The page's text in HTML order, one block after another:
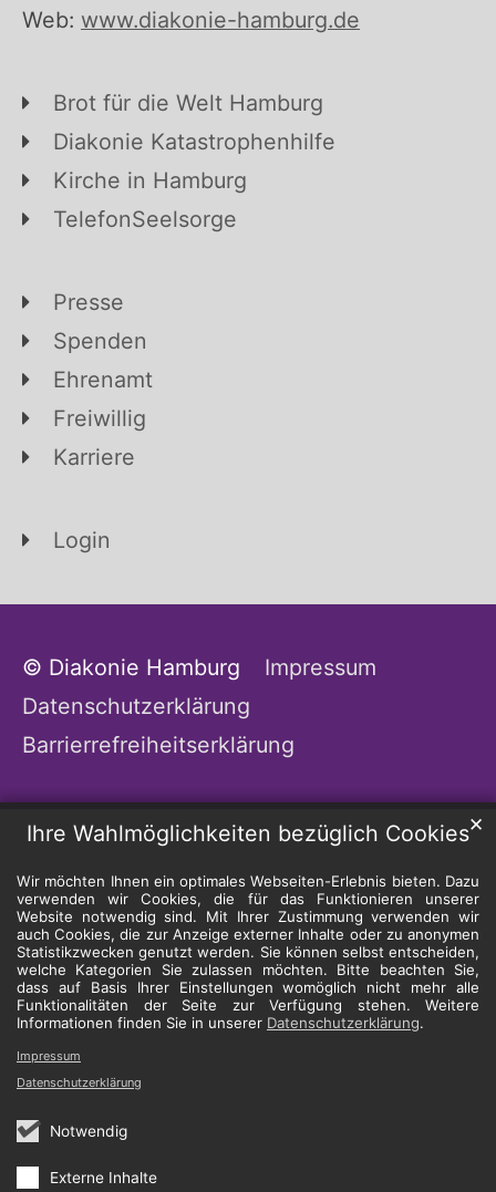
Ihre Wahlmöglichkeiten bezüglich Cookies
Wir möchten Ihnen ein optimales Webseiten-Erlebnis bieten. Dazu
verwenden wir Cookies, die für das Funktionieren unserer
Website notwendig sind. Mit Ihrer Zustimmung verwenden wir
auch Cookies, die zur Anzeige externer Inhalte oder zu anonymen
Statistikzwecken genutzt werden. Sie können selbst entscheiden,
welche Kategorien Sie zulassen möchten. Bitte beachten Sie,
dass auf Basis Ihrer Einstellungen womöglich nicht mehr alle
Funktionalitäten der Seite zur Verfügung stehen. Weitere
Informationen finden Sie in unserer Datenschutzerklärung.
Notwendig
Externe Inhalte
✕
Impressum
Datenschutzerklärung
Web: www.diakonie-hamburg.de
Brot für die Welt Hamburg
Diakonie Katastrophenhilfe
Kirche in Hamburg
TelefonSeelsorge
Presse
Spenden
Ehrenamt
Freiwillig
Karriere
Login
© Diakonie Hamburg
Impressum
Datenschutzerklärung
Barrierrefreiheitserklärung